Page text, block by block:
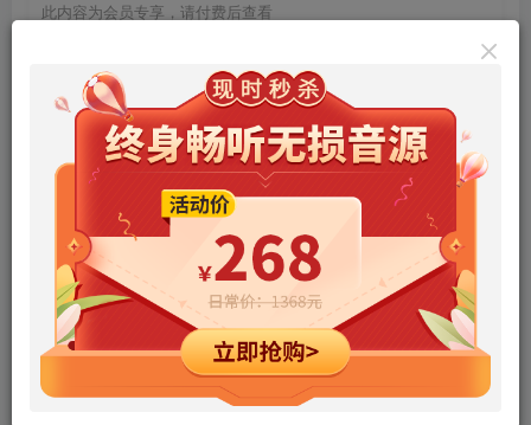
此内容为会员专享，请付费后查看
9.9 ￥99
年卡会员免费 永久会员免费
立即购买
您当前未登录！建议登陆后购买，可保存购买订单
情歌 (2022 Live).flac
您好 (2022 Live).flac
我有今日 (2022 Live).flac
男人KTV (2022 Live).flac